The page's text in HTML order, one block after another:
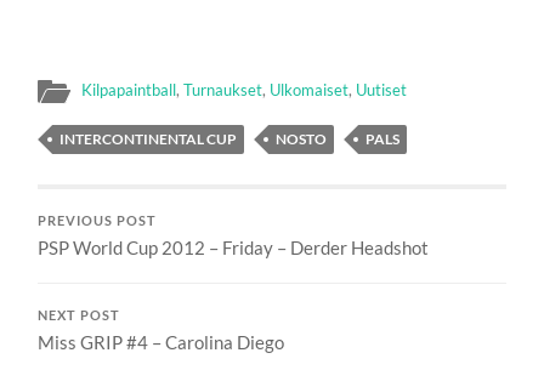
Kilpapaintball,Turnaukset, Ulkomaiset, Uutiset
INTERCONTINENTAL CUP NOSTO PALS
PREVIOUS POST
PSP World Cup 2012 – Friday – Derder Headshot
NEXT POST
Miss GRIP #4 – Carolina Diego